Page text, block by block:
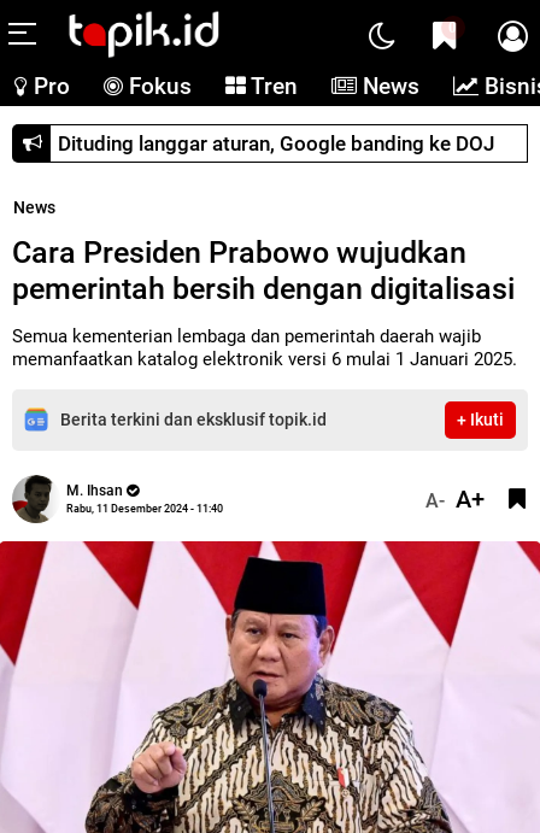
0
Pro Fokus Tren News
Dituding langgar aturan, Google banding ke DOJ
News
Cara Presiden Prabowo wujudkan
pemerintah bersih dengan digitalisasi
Semua kementerian lembaga dan pemerintah daerah wajib
memanfaatkan katalog elektronik versi 6 mulai 1 Januari 2025.
Berita terkini dan eksklusif topik.id + Ikuti
M. Ihsan
Rabu, 11 Desember 2024 - 11:40 A- A+